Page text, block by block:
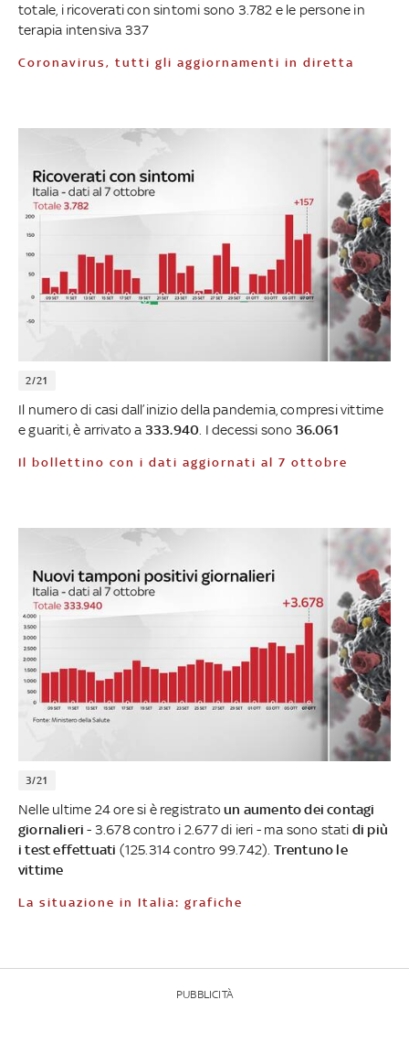
totale, i ricoverati con sintomi sono 3.782 e le persone in
terapia intensiva 337
Coronavirus, tutti gli aggiornamenti in diretta
2/21
Il numero di casi dall’inizio della pandemia, compresi vittime
e guariti, è arrivato a 333.940 . I decessi sono 36.061
Il bollettino con i dati aggiornati al 7 ottobre
3/21
Nelle ultime 24 ore si è registratoun aumento dei contagi
giornalieri - 3.678 contro i 2.677 di ieri - ma sono stati di più
i test effettuati (125.314 contro 99.742). Trentuno le
vittime
La situazione in Italia: grafiche
PUBBLICITÀ